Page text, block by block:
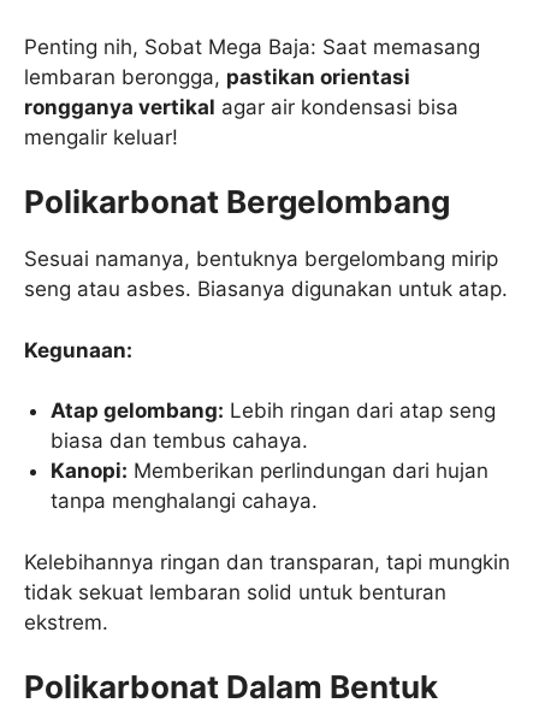
Penting nih, Sobat Mega Baja: Saat memasang
lembaran berongga, pastikan orientasi
rongganya vertikal agar air kondensasi bisa
mengalir keluar!
Polikarbonat Bergelombang
Sesuai namanya, bentuknya bergelombang mirip
seng atau asbes. Biasanya digunakan untuk atap.
Kegunaan:
Atap gelombang: Lebih ringan dari atap seng
biasa dan tembus cahaya.
Kanopi: Memberikan perlindungan dari hujan
tanpa menghalangi cahaya.
Kelebihannya ringan dan transparan, tapi mungkin
tidak sekuat lembaran solid untuk benturan
ekstrem.
Polikarbonat Dalam Bentuk